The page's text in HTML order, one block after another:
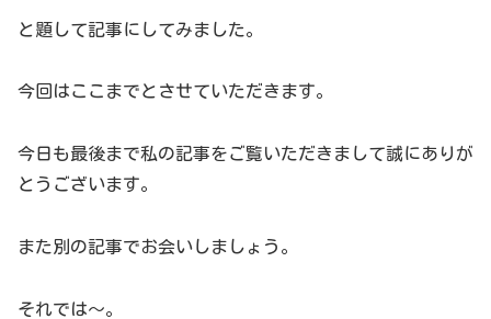
と題して記事にしてみました。
今回はここまでとさせていただきます。
今日も最後まで私の記事をご覧いただきまして誠にありが
とうございます。
また別の記事でお会いしましょう。
それでは～。